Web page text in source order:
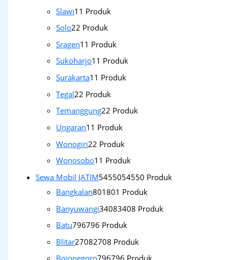
Slawi1 1 Produk
Solo22 Produk
Sragen1 1 Produk
Sukoharjo1 1 Produk
Surakarta1 1 Produk
Tegal22 Produk
Temanggung22 Produk
Ungaran1 1 Produk
Wonogiri22 Produk
Wonosobo1 1 Produk
Sewa Mobil JATIM5455054550 Produk
Bangkalan801801 Produk
Banyuwangi34083408 Produk
Batu796796 Produk
Blitar27082708 Produk